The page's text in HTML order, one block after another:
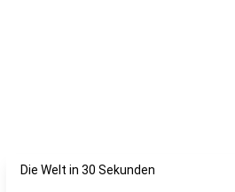
Die Welt in 30 Sekunden